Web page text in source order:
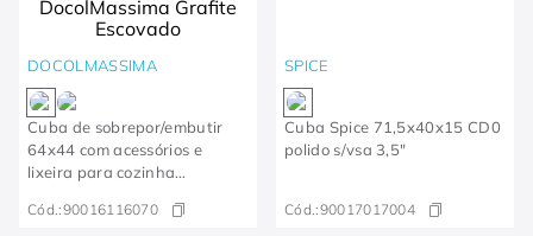
DOCOLMASSIMA
Cuba de sobrepor/embutir
64x44 com acessórios e
lixeira para cozinha
Escovado
Cód.:90016116070
SPICE
Cuba Spice 71,5x40x15 CD0
polido s/vsa 3,5"
Cód.:90017017004